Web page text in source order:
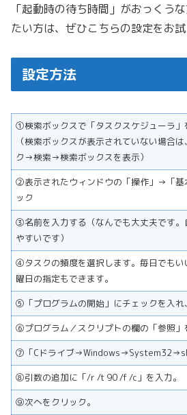
「起動時の待ち時間」がおっくう
たい方は、ぜひこちらの設定をお試
設定方法
①検索ボックスで「タスクスケジューラ」
（検索ボックスが表示されていない場合
ク→検索→検索ボックスを表示）
②表示されたウィンドウの「操作」→「基
ック
③名前を入力する（なんでも大丈夫です。
やすいです）
④タスクの頻度を選択します。毎日でもい
曜日の指定もできます。
⑤「プログラムの開始」にチェックを入れ
⑥プログラム／スクリプトの欄の「参照」
⑦「Cドライブ
⑧引数の追加に「/r /t 90 /f /c」を入力。
⑨次へをクリック。